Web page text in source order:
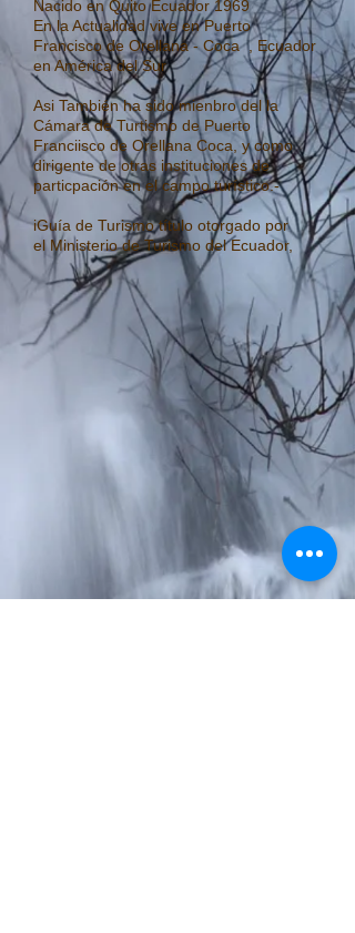
Nacido en Quito Ecuador 1969
En la Actualidad vive en Puerto
Francisco de Orellana - Coca , Ecuador
en América del Sur
Asi También ha sido mienbro del la
Cámara de Turtismo de Puerto
Franciisco de Orellana Coca, y como
dirigente de otras instituciones de
particpación en el campo turístico.-
iGuía de Turismo título otorgado por
el Ministerio de Turismo del Ecuador,